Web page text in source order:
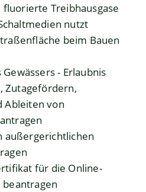
fluorierte Treibhausgase
nutzt
beim Bauen
- Erlaubnis
Zutagefördern,
Ableiten von
außergerichtlichen
für die Online-